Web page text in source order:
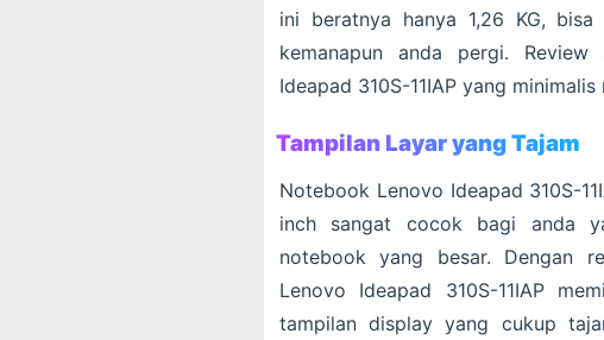
ini beratnya hanya 1,26 KG,
kemanapun anda pergi.
Ideapad 310S-11IAP yang minimalis
Tampilan Layar yang Tajam
Notebook Lenovo Ideapad 310S-
inch sangat cocok bagi anda
notebook yang besar. Dengan
Lenovo Ideapad 310S-11IAP
tampilan display yang cukup